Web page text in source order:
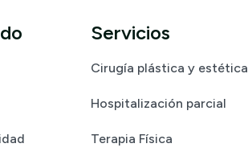
Servicios
Cirugía plástica y estética
Hospitalización parcial
Terapia Física